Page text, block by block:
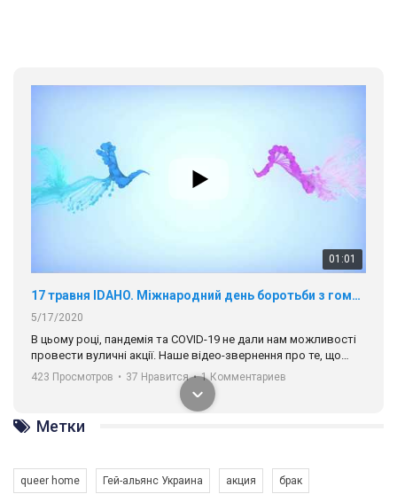
01:01
17 травня IDAHO. Міжнародний день боротьби з гомофобією трансфобією і біфобія.
5/17/2020
В цьому році, пандемія та COVІD-19 не дали нам можливості
провести вуличні акції. Наше відео-звернення про те, що
навіть коли ми у різних містах та не можемо зустрінеться, ми
разом. Ми закликаємо всіх хто поділяє цінності рівності та
солідарності, приєднатися до нас. Регіональні підрозділи
ГАУ є в 16 областях України.
Разом наш голос лунає гучніше!
423 Просмотров • 37 Нравится • 1 Комментариев
Метки
queer home Гей-альянс Украина акция брак